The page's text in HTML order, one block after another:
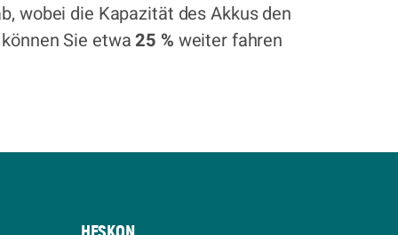
wobei die Kapazität des Akkus den
Sie etwa25 % weiter fahren